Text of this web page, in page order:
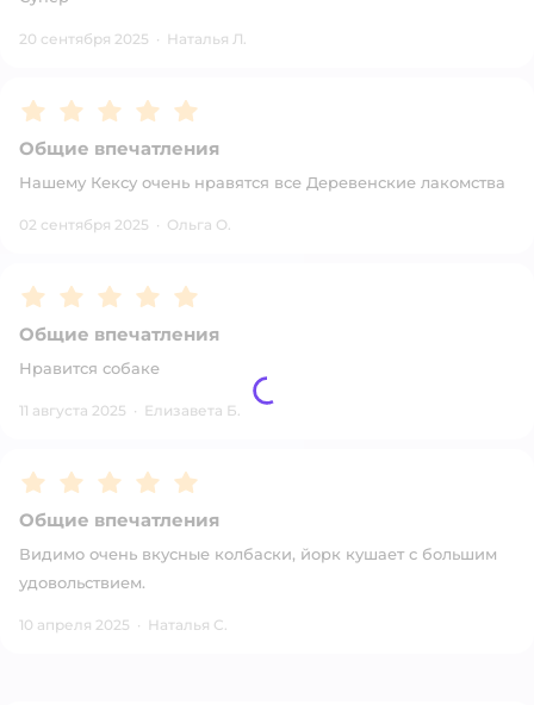
20 сентября 2025 · Наталья Л.
Рейтинг:5
Общие впечатления
Нашему Кексу очень нравятся все Деревенские лакомства
02 сентября 2025 · Ольга О.
Рейтинг:5
Общие впечатления
Нравится собаке
11 августа 2025 · Елизавета Б.
Рейтинг:5
Общие впечатления
Видимо очень вкусные колбаски, йорк кушает с большим
удовольствием.
10 апреля 2025 · Наталья С.